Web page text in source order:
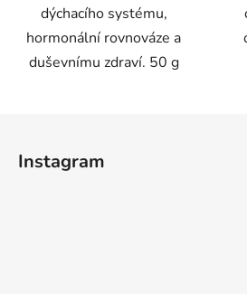
dýchacího systému,
hormonální rovnováze a
duševnímu zdraví. 50 g
Instagram